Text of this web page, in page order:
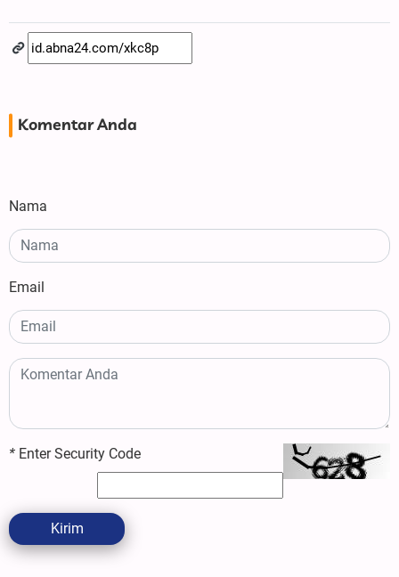
Komentar Anda
Nama
Email
* Enter Security Code
Kirim